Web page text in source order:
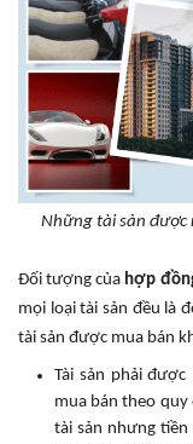
Những tài sản được
Đối tượng của hợp
mọi loại tài sản đều là
tài sản được mua bán
Tài sản phải
mua bán theo
tài sản nhưng